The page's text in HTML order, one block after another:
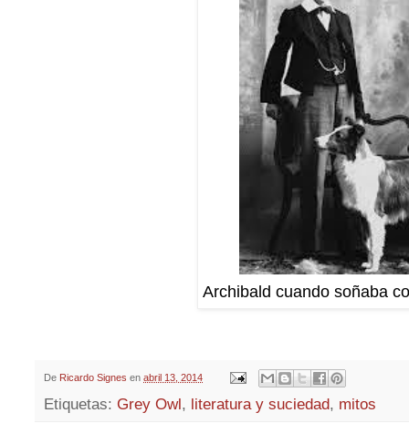
Archibald cuando soñaba
De Ricardo Signes en abril 13, 2014
Etiquetas: Grey Owl , literatura y suciedad, mitos